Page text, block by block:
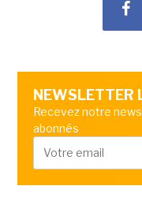
NEWSLETTER
Recevez notre
abonnés